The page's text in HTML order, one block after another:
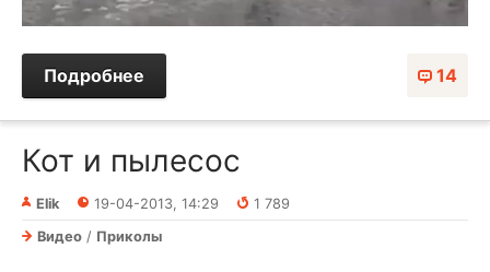
14
Подробнее
Кот и пылесос
Elik 19-04-2013, 14:29
1 789
Видео / Приколы